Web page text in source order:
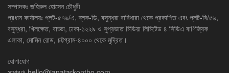
সম্পাদকঃ জহিরুল হোসেন চৌধুরী
প্রধান কার্যালয়ঃ প্লট-৫৭৬/এ, ব্লক-ডি, বসুন্ধরা বারিধারা থেকে প্রকাশিত এবং প্লট-বি/৫৬,
বসুন্ধরা, খিলক্ষেত, বাড্ডা, ঢাকা-১২২৯ ও সুপ্রভাত মিডিয়া লিমিটেড ৪ সিডিএ বাণিজ্যিক
এলাকা, মোমিন রোড, চট্টগ্রাম-৪০০০ থেকে মুদ্রিত।
যোগাযোগ